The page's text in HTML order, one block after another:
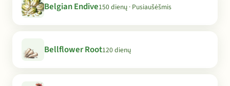
Belgian Endive150 dienų · Pusiaušėšmis
Bellflower Root120 dienų